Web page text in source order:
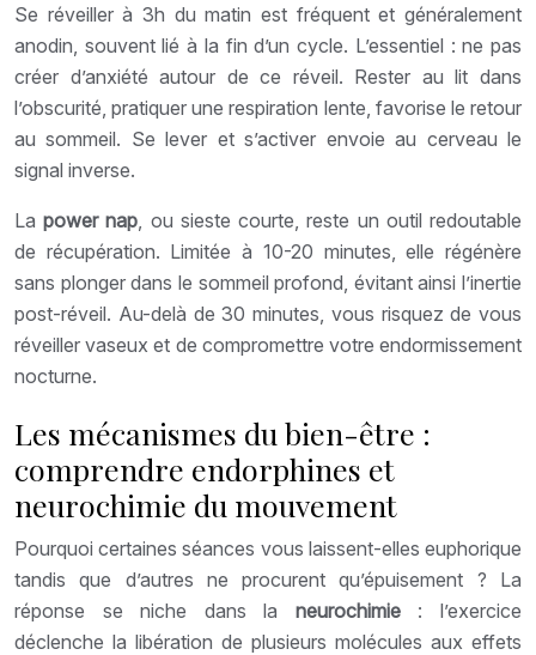
Se réveiller à 3h du matin est fréquent et généralement
anodin, souvent lié à la fin d’un cycle. L’essentiel : ne pas
créer d’anxiété autour de ce réveil. Rester au lit dans
l’obscurité, pratiquer une respiration lente, favorise le retour
au sommeil. Se lever et s’activer envoie au cerveau le
signal inverse.
Lapower nap , ou sieste courte, reste un outil redoutable
de récupération. Limitée à 10-20 minutes, elle régénère
sans plonger dans le sommeil profond, évitant ainsi l’inertie
post-réveil. Au-delà de 30 minutes, vous risquez de vous
réveiller vaseux et de compromettre votre endormissement
nocturne.
Les mécanismes du bien-être :
comprendre endorphines et
neurochimie du mouvement
Pourquoi certaines séances vous laissent-elles euphorique
tandis que d’autres ne procurent qu’épuisement ? La
réponse se niche dans la neurochimie: l’exercice
déclenche la libération de plusieurs molécules aux effets